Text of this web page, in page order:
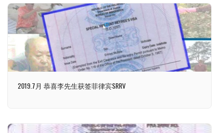
2019.7月 恭喜李先生获签菲律宾SRRV